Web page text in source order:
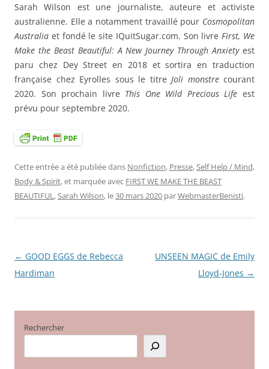
Sarah Wilson est une journaliste, auteure et activiste
australienne. Elle a notamment travaillé pour Cosmopolitan
Australia et fondé le site IQuitSugar.com. Son livre First, We
Make the Beast Beautiful: A New Journey Through Anxiety est
paru chez Dey Street en 2018 et sortira en traduction
française chez Eyrolles sous le titre Joli monstrecourant
2020. Son prochain livre This One Wild Precious Life est
prévu pour septembre 2020.
Cette entrée a été publiée dans Nonfiction, Presse,Self Help / Mind,
Body & Spirit, et marquée avec FIRST WE MAKE THE BEAST
BEAUTIFUL,Sarah Wilson, le30 mars 2020 parWebmasterBenisti.
Navigation
des
← GOOD EGGS de Rebecca
Hardiman
UNSEEN MAGIC de Emily
Lloyd-Jones →
Rechercher